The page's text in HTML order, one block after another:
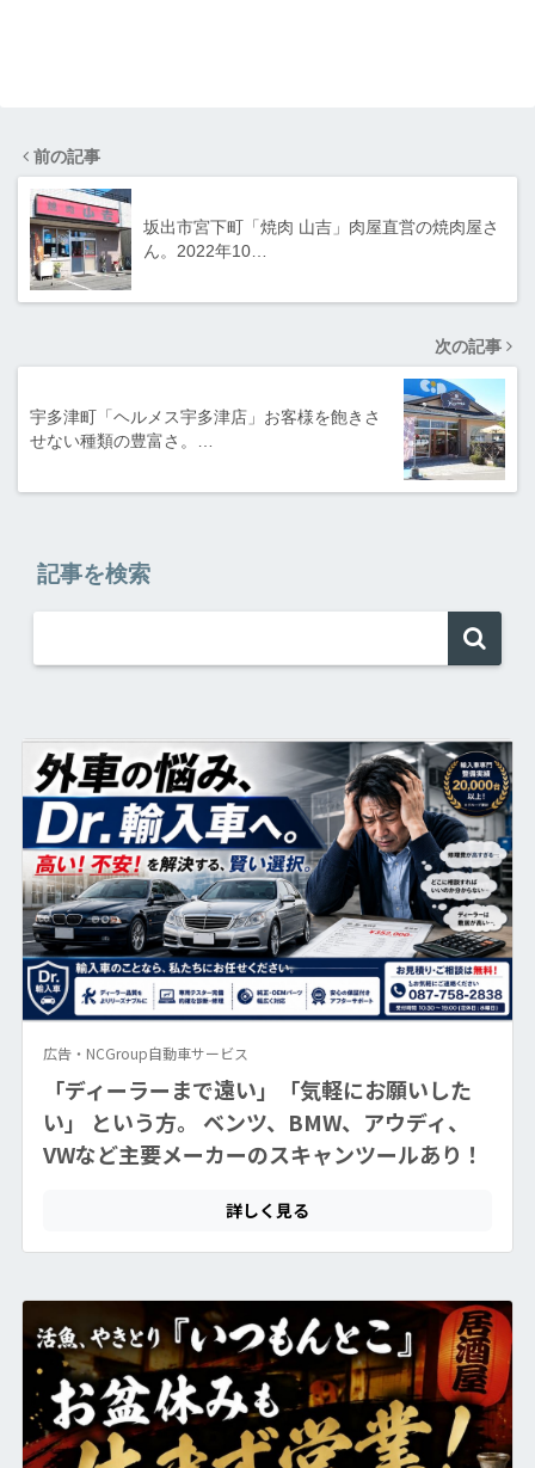
前の記事
坂出市宮下町「焼肉 山吉」肉屋直営の焼肉屋さ
ん。2022年10…
次の記事
宇多津町「ヘルメス宇多津店」お客様を飽きさ
せない種類の豊富さ。…
記事を検索